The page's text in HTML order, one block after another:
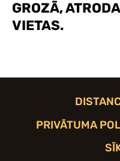
GROZĀ,
VIETAS.
PRIVĀTUMA